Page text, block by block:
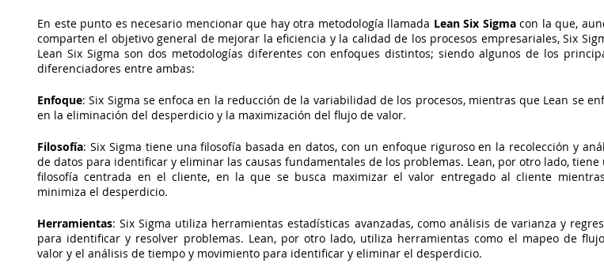
En este punto es necesario mencionar que hay otra metodología llamada Lean Six Sigma con la que,
comparten el objetivo general de mejorar la eficiencia y la calidad de los procesos empresariales, Six
Lean Six Sigma son dos metodologías diferentes con enfoques distintos; siendo algunos de los
diferenciadores entre ambas:
Enfoque: Six Sigma se enfoca en la reducción de la variabilidad de los procesos, mientras que Lean se
en la eliminación del desperdicio y la maximización del flujo de valor.
Filosofía: Six Sigma tiene una filosofía basada en datos, con un enfoque riguroso en la recolección y
de datos para identificar y eliminar las causas fundamentales de los problemas. Lean, por otro lado, tiene
filosofía centrada en el cliente, en la que se busca maximizar el valor entregado al cliente
minimiza el desperdicio.
Herramientas: Six Sigma utiliza herramientas estadísticas avanzadas, como análisis de varianza y
para identificar y resolver problemas. Lean, por otro lado, utiliza herramientas como el mapeo de
valor y el análisis de tiempo y movimiento para identificar y eliminar el desperdicio.